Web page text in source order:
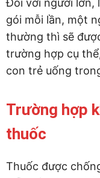
gói mỗi lần, một
thường thì sẽ
trường hợp cụ
con trẻ uống
Trường hợp
thuốc
Thuốc được